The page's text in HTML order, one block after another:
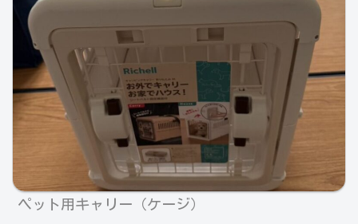
ペット用キャリー（ケージ）